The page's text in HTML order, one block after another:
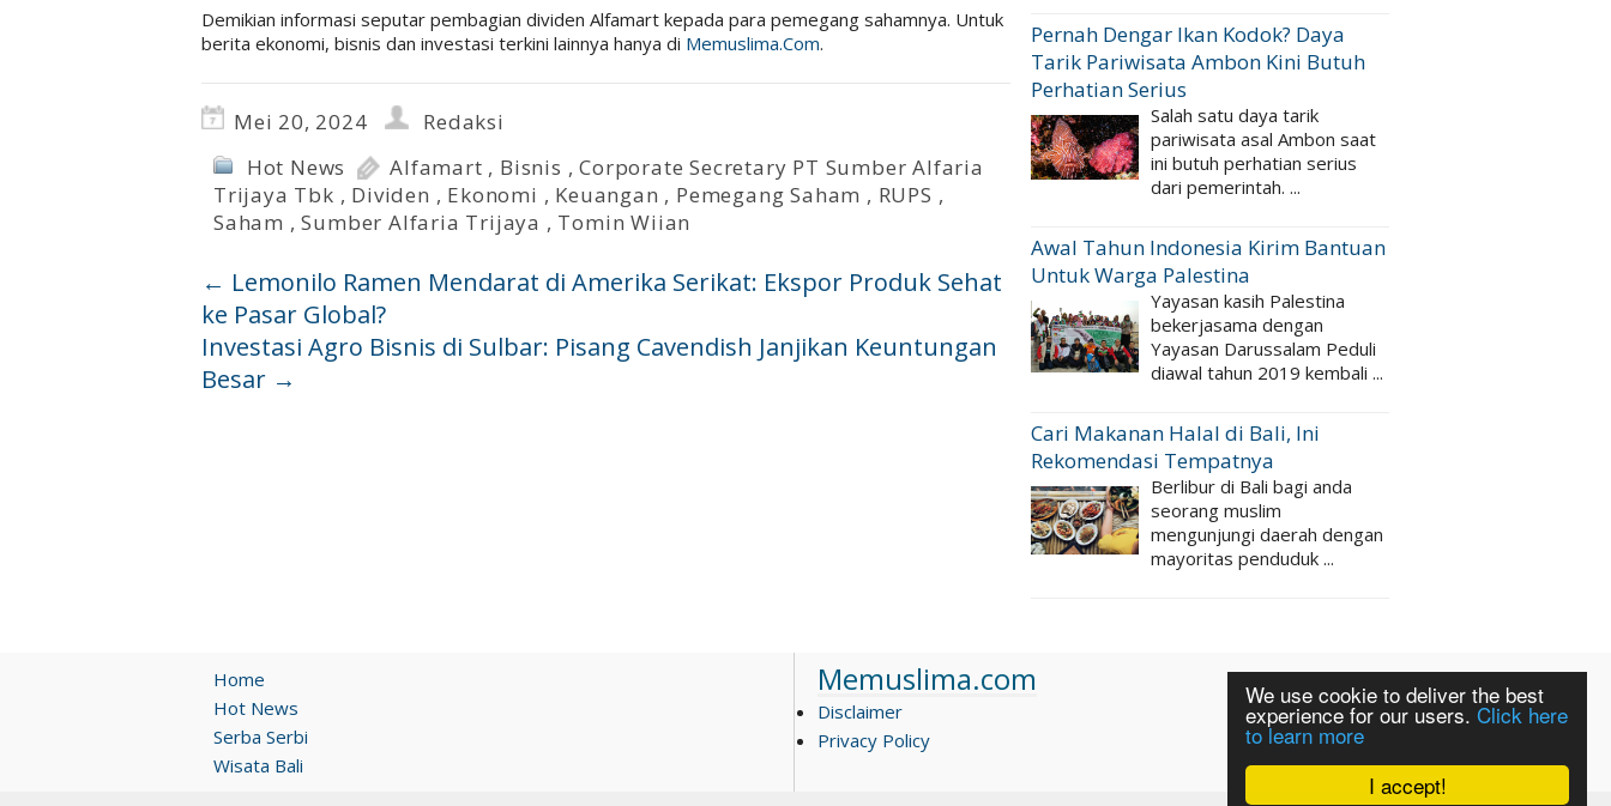
I accept!
We use cookie to deliver the best
experience for our users. Click here
to learn more
Pernah Dengar Ikan Kodok? Daya
Tarik Pariwisata Ambon Kini Butuh
Perhatian Serius
Salah satu daya tarik
pariwisata asal Ambon saat
ini butuh perhatian serius
dari pemerintah. ...
Awal Tahun Indonesia Kirim Bantuan
Untuk Warga Palestina
Yayasan kasih Palestina
bekerjasama dengan
Yayasan Darussalam Peduli
diawal tahun 2019 kembali ...
Cari Makanan Halal di Bali, Ini
Rekomendasi Tempatnya
Berlibur di Bali bagi anda
seorang muslim
mengunjungi daerah dengan
mayoritas penduduk ...
Demikian informasi seputar pembagian dividen Alfamart kepada para pemegang sahamnya. Untuk
berita ekonomi, bisnis dan investasi terkini lainnya hanya di Memuslima.Com.
Mei 20, 2024
Redaksi
Hot News
Alfamart , Bisnis ,Corporate Secretary PT Sumber Alfaria
Trijaya Tbk , Dividen , Ekonomi , Keuangan , Pemegang Saham , RUPS ,
Saham ,Sumber Alfaria Trijaya , Tomin Wiian
← Lemonilo Ramen Mendarat di Amerika Serikat: Ekspor Produk Sehat
ke Pasar Global?
Investasi Agro Bisnis di Sulbar: Pisang Cavendish Janjikan Keuntungan
Besar →
Home
Hot News
Serba Serbi
Wisata Bali
Memuslima.com
Disclaimer
Privacy Policy